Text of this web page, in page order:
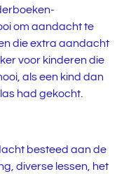
om aandacht te
die extra aandacht
voor kinderen die
als een kind dan
had gekocht.
besteed aan de
diverse lessen, het